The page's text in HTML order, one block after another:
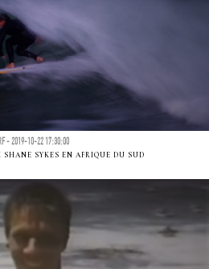
- 2019-10-22 17:30:00
SYKES EN AFRIQUE DU SUD